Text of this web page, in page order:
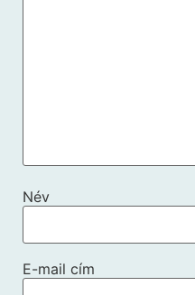
Név
E-mail cím